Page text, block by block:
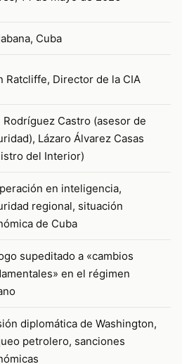
Cuba
Ratcliffe, Director de la CIA
Rodríguez Castro (asesor de
Lázaro Álvarez Casas
del Interior)
en inteligencia,
regional, situación
de Cuba
supeditado a «cambios
en el régimen
diplomática de Washington,
petrolero, sanciones